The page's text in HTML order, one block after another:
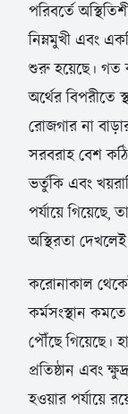
পরিবর্তে
নিম্নমুখী এবং
শুরু হয়েছে। গত
অর্থের বিপরীতে
রোজগার না বাড়ার
সরবরাহ বেশ
ভর্তুকি এবং
পর্যায়ে গিয়েছে,
অস্থিরতা
করোনাকাল
কর্মসংস্থান
পৌঁছে গিয়েছে।
প্রতিষ্ঠান এবং
হওয়ার পর্যায়ে